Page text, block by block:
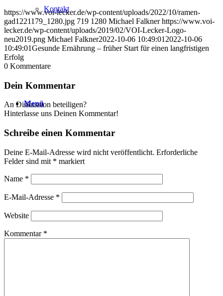
Kontakt
Menü
https://www.voi-lecker.de/wp-content/uploads/2022/10/ramen-
gad1221179_1280.jpg 719 1280 Michael Falkner https://www.voi-
lecker.de/wp-content/uploads/2019/02/VOI-Lecker-Logo-
neu2019.png Michael Falkner2022-10-06 10:49:01 2022-10-06
10:49:01Gesunde Ernährung – früher Start für einen langfristigen
Erfolg
0 Kommentare
Dein Kommentar
An Diskussion beteiligen?
Hinterlasse uns Deinen Kommentar!
Schreibe einen Kommentar
Deine E-Mail-Adresse wird nicht veröffentlicht. Erforderliche
Felder sind mit * markiert
Name *
E-Mail-Adresse *
Website
Kommentar *